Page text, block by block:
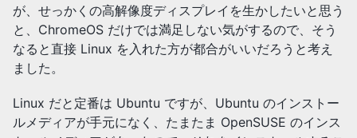
が、せっかくの高解像度ディスプレイを生かしたいと思う
と、ChromeOS だけでは満足しない気がするので、そう
なると直接 Linux を入れた方が都合がいいだろうと考え
ました。
Linux だと定番は Ubuntu ですが、Ubuntu のインストー
ルメディアが手元になく、たまたま OpenSUSE のインス